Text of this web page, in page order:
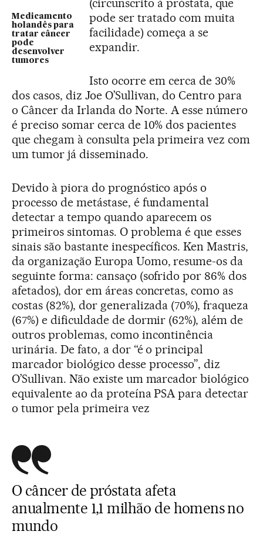
Medicamento
holandês para
tratar câncer
pode
desenvolver
tumores
pode ser tratado com muita
facilidade) começa a se
expandir.
Isto ocorre em cerca de 30%
dos casos, diz Joe O’Sullivan, do Centro para
o Câncer da Irlanda do Norte. A esse número
é preciso somar cerca de 10% dos pacientes
que chegam à consulta pela primeira vez com
um tumor já disseminado.
Devido à piora do prognóstico após o
processo de metástase, é fundamental
detectar a tempo quando aparecem os
primeiros sintomas. O problema é que esses
sinais são bastante inespecíficos. Ken Mastris,
da organização Europa Uomo, resume-os da
seguinte forma: cansaço (sofrido por 86% dos
afetados), dor em áreas concretas, como as
costas (82%), dor generalizada (70%), fraqueza
(67%) e dificuldade de dormir (62%), além de
outros problemas, como incontinência
urinária. De fato, a dor “é o principal
marcador biológico desse processo”, diz
O’Sullivan. Não existe um marcador biológico
equivalente ao da proteína PSA para detectar
o tumor pela primeira vez
O câncer de próstata afeta
anualmente 1,1 milhão de homens no
mundo